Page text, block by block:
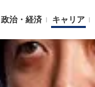
政治・経済 キャリア